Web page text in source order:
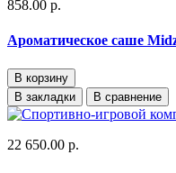
858.00 р.
Ароматическое саше
В корзину
В закладки
В сравнение
22 650.00 р.